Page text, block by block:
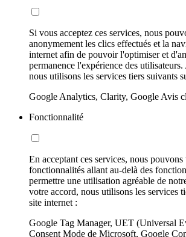
Si vous acceptez ces services, nous
anonymement les clics effectués et la
internet afin de pouvoir l'optimiser et
permanence l'expérience des
nous utilisons les services tiers suivants
Google Analytics, Clarity, Google Avis
Fonctionnalité
En acceptant ces services, nous
fonctionnalités allant au-delà des
permettre une utilisation agréable de
votre accord, nous utilisons les services
site internet :
Google Tag Manager, UET (Universal
Consent Mode de Microsoft, Google